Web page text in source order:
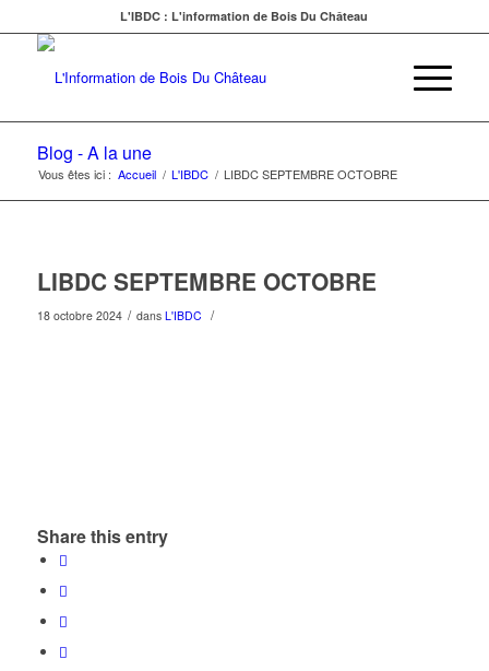
L'IBDC : L'information de Bois Du Château
Blog - A la une
Vous êtes ici : Accueil / L'IBDC / LIBDC SEPTEMBRE OCTOBRE
LIBDC SEPTEMBRE OCTOBRE
18 octobre 2024 / dans L'IBDC /
Share this entry